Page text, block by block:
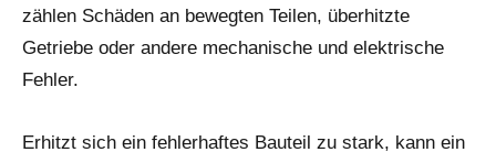
zählen Schäden an bewegten Teilen, überhitzte
Getriebe oder andere mechanische und elektrische
Fehler.
Erhitzt sich ein fehlerhaftes Bauteil zu stark, kann ein